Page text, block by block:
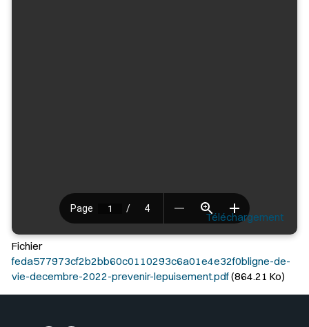
Téléchargement
Fichier
feda577973cf2b2bb60c0110293c6a01e4e32f0bligne-de-
vie-decembre-2022-prevenir-lepuisement.pdf(864.21 Ko)